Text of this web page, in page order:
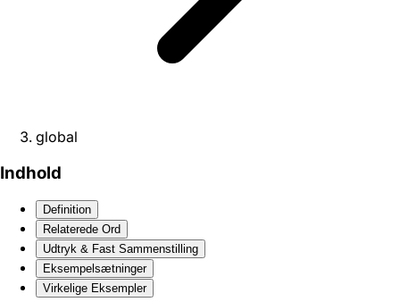
global
Indhold
Definition
Relaterede Ord
Udtryk & Fast Sammenstilling
Eksempelsætninger
Virkelige Eksempler